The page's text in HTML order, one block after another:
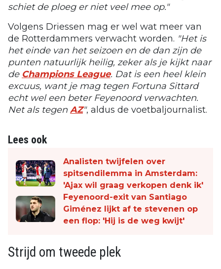
schiet de ploeg er niet veel mee op."
Volgens Driessen mag er wel wat meer van
de Rotterdammers verwacht worden. "Het is
het einde van het seizoen en de dan zijn de
punten natuurlijk heilig, zeker als je kijkt naar
de Champions League. Dat is een heel klein
excuus, want je mag tegen Fortuna Sittard
echt wel een beter Feyenoord verwachten.
Net als tegen AZ", aldus de voetbaljournalist.
Lees ook
Analisten twijfelen over
spitsendilemma in Amsterdam:
'Ajax wil graag verkopen denk ik'
Feyenoord-exit van Santiago
Giménez lijkt af te stevenen op
een flop: 'Hij is de weg kwijt'
Strijd om tweede plek